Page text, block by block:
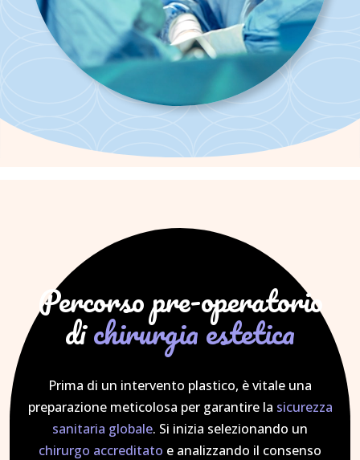
Percorso pre-operatorio
dichirurgia estetica
Prima di un intervento plastico, è vitale una
preparazione meticolosa per garantire la sicurezza
sanitaria globale. Si inizia selezionando un
chirurgo accreditato e analizzando il consenso